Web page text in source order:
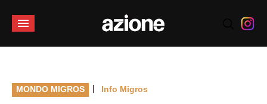
MONDO MIGROS | Info Migros